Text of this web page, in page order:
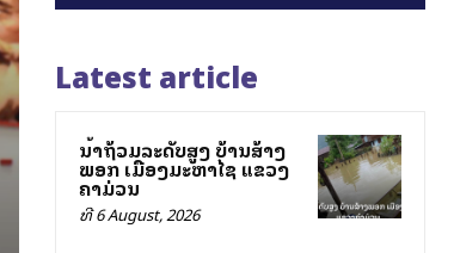
Latest article
ນ້ຳຖ້ວມລະດັບສູງ ບ້ານສ້າງ
ພອກ ເມືອງມະຫາໄຊ ແຂວງ
ຄຳມ່ວນ
ທີ 6 August, 2026